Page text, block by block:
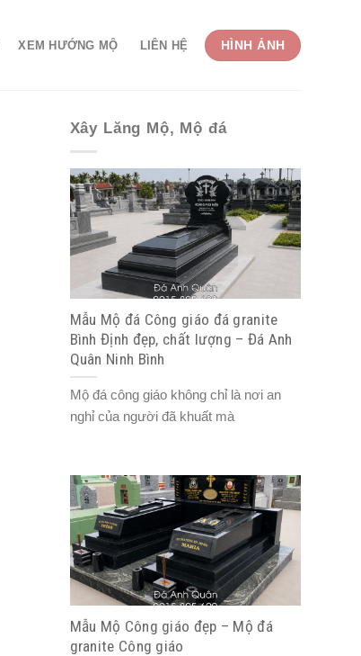
XEM HƯỚNG MỘ LIÊN HỆ HÌNH ẢNH
Xây Lăng Mộ, Mộ đá
Mẫu Mộ đá Công giáo đá granite
Bình Định đẹp, chất lượng – Đá Anh
Quân Ninh Bình
Mộ đá công giáo không chỉ là nơi an
nghỉ của người đã khuất mà
Mẫu Mộ Công giáo đẹp – Mộ đá
granite Công giáo